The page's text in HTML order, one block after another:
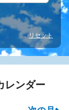
リセット
レンダー